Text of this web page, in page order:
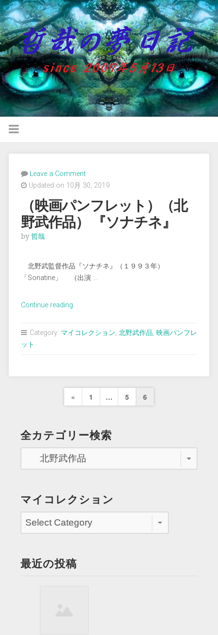
Leave a Comment
Updated on 10月 30, 2019
（映画パンフレット）（北
野武作品） 『ソナチネ』
by 哲哉
北野武監督作品『ソナチネ』（１９９３年）
「Sonatine」 （出演 …
Continue reading“（映
パ
ッ
ト）
（北
作
『ソ
ナ
Category: マイコレクション, 北野武作品, 映画パンフレ
ット
投
の
ペ
ー
送
り
Previous
« 1 … 5 6
全カテゴリー検索
マイコレクション
最近の投稿